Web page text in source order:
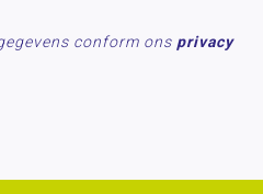
conform ons privacy